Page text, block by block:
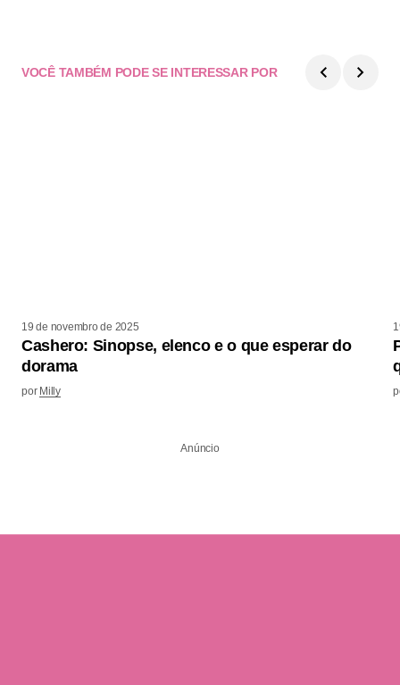
VOCÊ TAMBÉM PODE SE INTERESSAR POR
19 de novembro de 2025
Cashero: Sinopse, elenco e o que esperar do
dorama
por Milly
Anúncio